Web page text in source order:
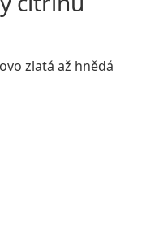
zlatá až hnědá